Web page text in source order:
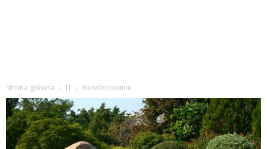
Strona główna IT Renderowanie